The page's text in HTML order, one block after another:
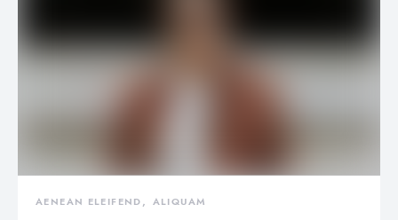
AENEAN ELEIFEND ALIQUAM